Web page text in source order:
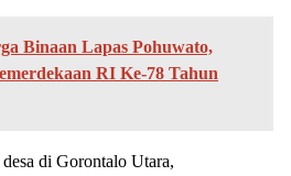
Binaan Lapas Pohuwato,
RI Ke-78 Tahun
di Gorontalo Utara,